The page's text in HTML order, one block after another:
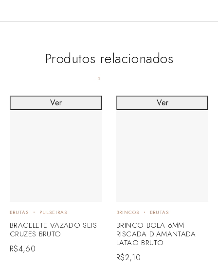
Produtos relacionados
BRUTAS PULSEIRAS
BRACELETE VAZADO SEIS
CRUZES BRUTO
R$4,60
Ver
BRINCOS BRUTAS
BRINCO BOLA 6MM
RISCADA DIAMANTADA
LATAO BRUTO
R$2,10
Ver